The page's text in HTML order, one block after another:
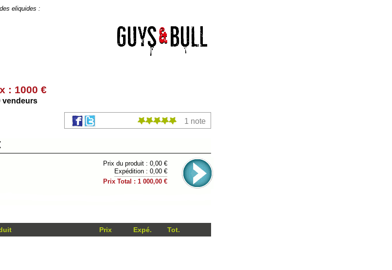
eliquides :
: 1000 €
vendeurs
1 note
Prix du produit : 0,00 €
Expédition : 0,00 €
Prix Total : 1 000,00 €
Prix Expé. Tot.